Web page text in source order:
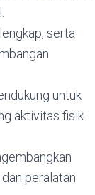
serta
untuk
aktivitas fisik
peralatan